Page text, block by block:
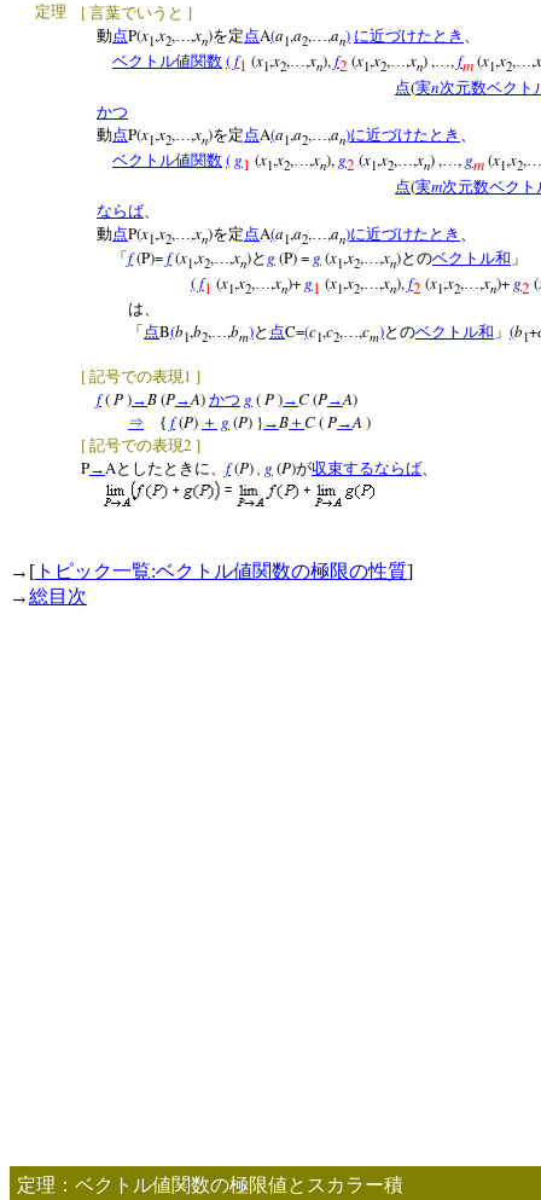
定理
[ 言葉でいうと ]
動点P(x1,x2,…,xn)を定点A(a1,a2,…,an) に近づけたとき 、
ベクトル値関数 (f1 (x1,x2, ,xn), f2 (x1,x2, ,xn) , , fm(x1,x2, ,x
点(実n次元数ベクト
かつ
動点P(x1,x2,…,xn)を定点A(a1,a2,…,an)に近づけたとき 、
ベクトル値関数 ( g1 (x1,x2, ,xn), g2 (x1,x2, ,xn) , , gm(x1,x2,
点(実m次元数ベクト
ならば
動点P(x1,x2, ,xn)を定 点A(a1,a2, ,an)に近づけたとき
「 f(P)=f(x1,x2,…,xn)と g (P) = g (x1,x2,…,xn)とのベクトル和 」
(f1 (x1,x2, ,xn)+ g1 (x1,x2, ,xn),f2 (x1,x2, ,xn)+ g2 (
は、
「 点B(b1,b2,…,bm)と 点C=(c1,c2,…,cm)とのベクトル和 」 (b1+
[ 記号での表現 1 ]
f(P)→B(P→A) かつ g (P)→C(P→A)
⇒ { f(P) ＋ g (P) } →B ＋ C(P→A )
[ 記号での表現2 ]
P→Aとしたときに、 f(P), g (P)が収束するならば
→[ トピック一覧:ベクトル値関数の極限の性質]
→総目次
定理：ベクトル値関数の極限値とスカラー積